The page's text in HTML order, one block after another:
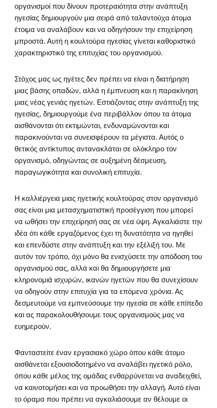
οργανισμοί που δίνουν προτεραιότητα στην ανάπτυξη
ηγεσίας δημιουργούν μια σειρά από ταλαντούχα άτομα
έτοιμα να αναλάβουν και να οδηγήσουν την επιχείρηση
μπροστά. Αυτή η κουλτούρα ηγεσίας γίνεται καθοριστικό
χαρακτηριστικό της επιτυχίας του οργανισμού.
Στόχος μας ως ηγέτες δεν πρέπει να είναι η διατήρηση
μιας βάσης οπαδών, αλλά η έμπνευση και η παρακίνηση
μιας νέας γενιάς ηγετών. Εστιάζοντας στην ανάπτυξη της
ηγεσίας, δημιουργούμε ένα περιβάλλον όπου τα άτομα
αισθάνονται ότι εκτιμώνται, ενδυναμώνονται και
παρακινούνται να συνεισφέρουν τα μέγιστα. Αυτός ο
θετικός αντίκτυπος αντανακλάται σε ολόκληρο τον
οργανισμό, οδηγώντας σε αυξημένη δέσμευση,
παραγωγικότητα και συνολική επιτυχία.
Η καλλιέργεια μιας ηγετικής κουλτούρας στον οργανισμό
σας είναι μια μετασχηματιστική προσέγγιση που μπορεί
να ωθήσει την επιχείρησή σας σε νέα ύψη. Αγκαλιάστε την
ιδέα ότι κάθε εργαζόμενος έχει τη δυνατότητα να ηγηθεί
και επενδύστε στην ανάπτυξη και την εξέλιξή του. Με
αυτόν τον τρόπο, όχι μόνο θα ενισχύσετε την απόδοση του
οργανισμού σας, αλλά και θα δημιουργήσετε μια
κληρονομιά ισχυρών, ικανών ηγετών που θα συνεχίσουν
να οδηγούν στην επιτυχία για τα επόμενα χρόνια. Ας
δεσμευτούμε να εμπνεύσουμε την ηγεσία σε κάθε επίπεδο
και ας παρακολουθήσουμε τους οργανισμούς μας να
ευημερούν.
Φανταστείτε έναν εργασιακό χώρο όπου κάθε άτομο
αισθάνεται εξουσιοδοτημένο να αναλάβει ηγετικό ρόλο,
όπου κάθε μέλος της ομάδας ενθαρρύνεται να αναδειχθεί,
να καινοτομήσει και να προωθήσει την αλλαγή. Αυτό είναι
το όραμα που πρέπει να αγκαλιάσουμε αν θέλουμε οι